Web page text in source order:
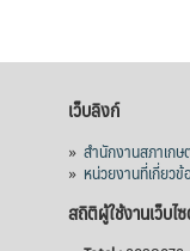
เว็บลิงก์
» สำนักงานสภาเก
» หน่วยงานที่เกี่ยวข้
สถิติผู้ใช้งานเว็บไ